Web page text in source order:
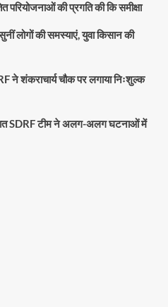
परियोजनाओं की प्रगति की कि समीक्षा
लोगों की समस्याएं, युवा किसान की
ने शंकराचार्य चौक पर लगाया निःशुल्क
SDRF टीम ने अलग-अलग घटनाओं में